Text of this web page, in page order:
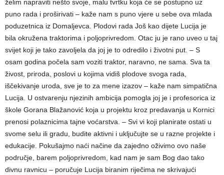
želim napraviti nešto svoje, malu tvrtku koja će se postupno uz
puno rada i proširivati – kaže nam s puno vjere u sebe ova mlada
poduzetnica iz Domaljevca. Plodovi rada Još kao dijete Lucija je
bila okružena traktorima i poljoprivredom. Otac ju je rano uveo u taj
svijet koji je tako zavoljela da joj je to odredilo i životni put. – S
osam godina počela sam voziti traktor, naravno, ne sama. Sva ta
živost, priroda, poslovi u kojima vidiš plodove svoga rada,
iščekivanje uroda, sve je to za mene izazov – kaže nam simpatična
Lucija. U ostvarenju njezinih ambicija pomogla joj je i profesorica iz
škole Gorana Blažanović koja u projektu kroz predavanja u Kornici
prenosi polaznicima tajne voćarstva. – Svi vi koji planirate ostati u
svome selu ili gradu, budite aktivni i uključujte se u razne projekte i
edukacije. Pokušajmo naći načine da zajedno oživimo ovo naše
područje, barem poljoprivredom, kad nam je sam Bog dao tako
divnu ravnicu – poručuje Lucija biranim riječima ne skrivajući